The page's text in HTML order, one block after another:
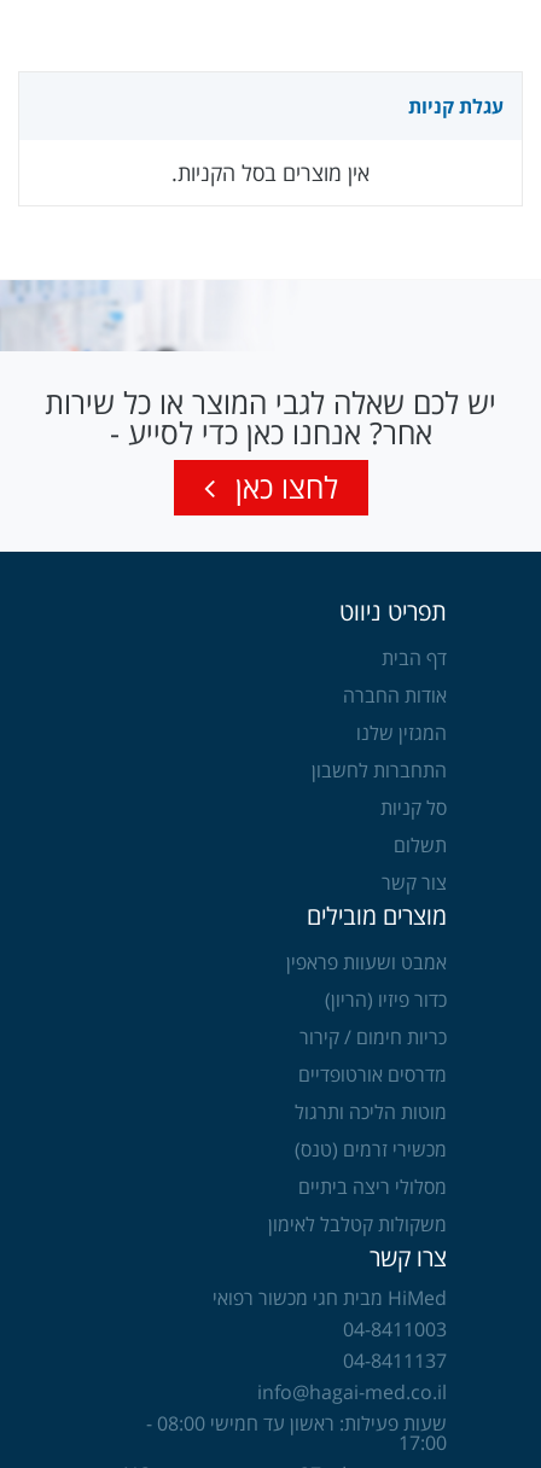
עגלת קניות
אין מוצרים בסל הקניות.
יש לכם שאלה לגבי המוצר או כל שירות
אחר? אנחנו כאן כדי לסייע -
לחצו כאן
תפריט ניווט
דף הבית
אודות החברה
המגזין שלנו
התחברות לחשבון
סל קניות
תשלום
צור קשר
מוצרים מובילים
אמבט ושעוות פראפין
כדור פיזיו (הריון)
כריות חימום / קירור
מדרסים אורטופדיים
מוטות הליכה ותרגול
מכשירי זרמים (טנס)
מסלולי ריצה ביתיים
משקולות קטלבל לאימון
צרו קשר
HiMed מבית חגי מכשור רפואי
04-8411003
04-8411137
info@hagai-med.co.il
שעות פעילות: ראשון עד חמישי 08:00 -
17:00